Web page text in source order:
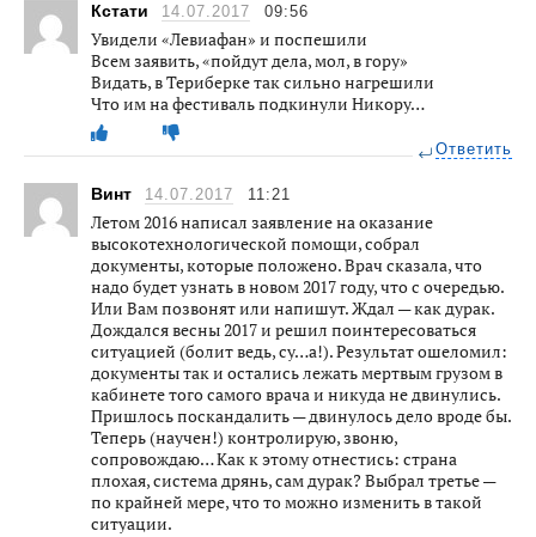
Кстати 14.07.2017 09:56
Увидели «Левиафан» и поспешили
Всем заявить, «пойдут дела, мол, в гору»
Видать, в Териберке так сильно нагрешили
Что им на фестиваль подкинули Никору…
Ответить
Винт 14.07.2017 11:21
Летом 2016 написал заявление на оказание
высокотехнологической помощи, собрал
документы, которые положено. Врач сказала, что
надо будет узнать в новом 2017 году, что с очередью.
Или Вам позвонят или напишут. Ждал — как дурак.
Дождался весны 2017 и решил поинтересоваться
ситуацией (болит ведь, су…а!). Результат ошеломил:
документы так и остались лежать мертвым грузом в
кабинете того самого врача и никуда не двинулись.
Пришлось поскандалить — двинулось дело вроде бы.
Теперь (научен!) контролирую, звоню,
сопровождаю… Как к этому отнестись: страна
плохая, система дрянь, сам дурак? Выбрал третье —
по крайней мере, что то можно изменить в такой
ситуации.